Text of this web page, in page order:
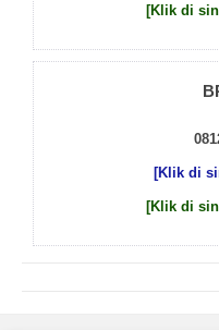
[Klik di
[Klik di
[Klik di